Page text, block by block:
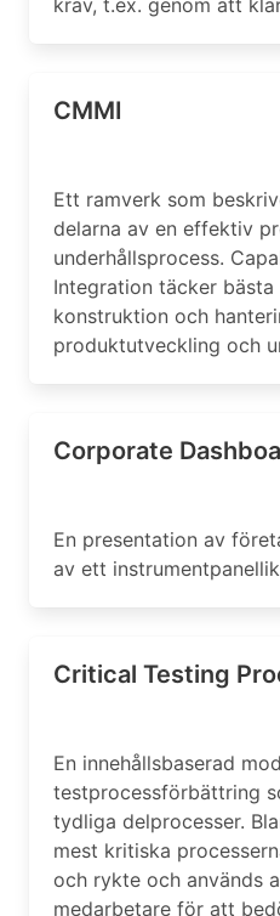
krav, t.ex. genom att
CMMI
Ett ramverk som
delarna av en effektiv
underhållsprocess.
Integration täcker
konstruktion och
produktutveckling och
Corporate
En presentation av
av ett
Critical Testing
En innehållsbaserad
testprocessförbättring
tydliga delprocesser.
mest kritiska
och rykte och används
medarbetare för att